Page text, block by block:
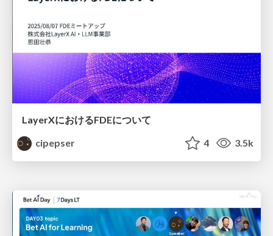
LayerXにおけるFDEについて
cipepser
4 3.5k